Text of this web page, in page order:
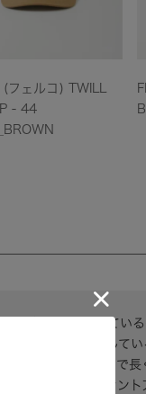
フェルコ) TWILL
- 44
囲気に仕上がってい
ジャスターも装備して
楽しんで頂けるので
イリングのアクセン